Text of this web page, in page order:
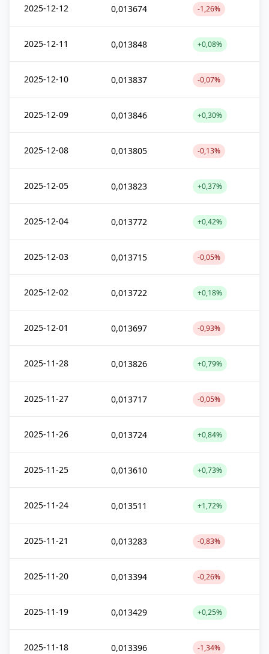
2025-12-12 0,013674 -1,26%
2025-12-11 0,013848 +0,08%
2025-12-10 0,013837 -0,07%
2025-12-09 0,013846 +0,30%
2025-12-08 0,013805 -0,13%
2025-12-05 0,013823 +0,37%
2025-12-04 0,013772 +0,42%
2025-12-03 0,013715 -0,05%
2025-12-02 0,013722 +0,18%
2025-12-01 0,013697 -0,93%
2025-11-28 0,013826 +0,79%
2025-11-27 0,013717 -0,05%
2025-11-26 0,013724 +0,84%
2025-11-25 0,013610 +0,73%
2025-11-24 0,013511 +1,72%
2025-11-21 0,013283 -0,83%
2025-11-20 0,013394 -0,26%
2025-11-19 0,013429 +0,25%
2025-11-18 0,013396 -1,34%